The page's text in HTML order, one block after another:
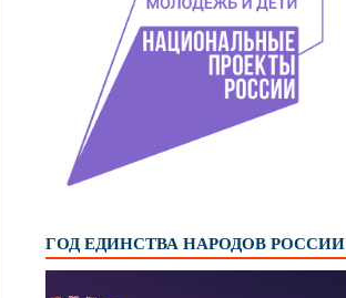
ГОД ЕДИНСТВА НАРОДОВ РОССИИ